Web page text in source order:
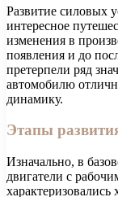
Развитие силовых
интересное
изменения в
появления и до
претерпели ряд
автомобилю
динамику.
Этапы
Изначально, в
двигатели с